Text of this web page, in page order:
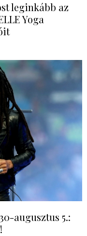
leginkább az
Yoga
augusztus 5.: